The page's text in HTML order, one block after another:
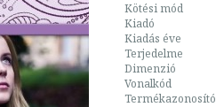
Kötési mód
Kiadó
Kiadás éve
Terjedelme
Dimenzió
Vonalkód
Termékazonosító